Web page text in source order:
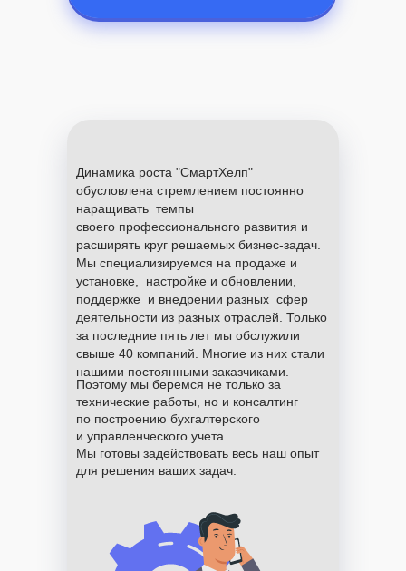
Динамика роста "СмартХелп"
обусловлена стремлением постоянно
наращивать темпы
своего профессионального развития и
расширять круг решаемых бизнес-задач.
Мы специализируемся на продаже и
установке, настройке и обновлении,
поддержке и внедрении разных сфер
деятельности из разных отраслей. Только
за последние пять лет мы обслужили
свыше 40 компаний. Многие из них стали
нашими постоянными заказчиками.
Поэтому мы беремся не только за
технические работы, но и консалтинг
по построению бухгалтерского
и управленческого учета .
Мы готовы задействовать весь наш опыт
для решения ваших задач.